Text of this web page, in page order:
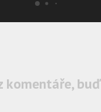
komentáře,